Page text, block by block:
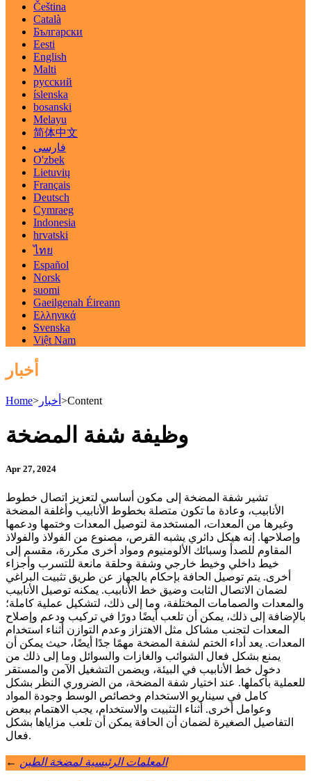
Čeština
Català
Български
Eesti
English
Malti
русский
íslenska
bosanski
Melayu
简体中文
فارسی
O'zbek
Lietuvių
Français
Deutsch
Cymraeg
Indonesia
hrvatski
ไทย
Español
Norsk
suomi
Gaeilgenah Éireann
Ελληνικά
Svenska
Việt Nam
أخبار
Home> أخبار >Content
وظيفة شفة المضخة
Apr 27, 2024
تشير شفة المضخة إلى مكون أساسي لتعزيز اتصال خطوط
الأنابيب، وعادة ما تكون متصلة بخطوط الأنابيب وأغلفة المضخة
وغيرها من المعدات، المستخدمة لتوصيل المعدات وختمها ودعمها
وإصلاحها. إنه هيكل دائري يشبه القرص، مصنوع من الفولاذ والفولاذ
المقاوم للصدأ وسبائك الألومنيوم ومواد أخرى مكررة، مقسم إلى
خيط داخلي وخيط خارجي وشفة وحلقة مانعة للتسرب وأجزاء
أخرى. يتم توصيل الحافة بإحكام بالجهاز عن طريق تثبيت البراغي
لضمان الاتصال الثابت وضيق خط الأنابيب. يمكنه توصيل الأنابيب
والمعدات والصمامات المختلفة، وما إلى ذلك، لتشكيل عملية كاملة؛
بالإضافة إلى ذلك، يمكن أن تلعب أيضًا دورًا في تركيب ودعم وإصلاح
المعدات لتجنب مشاكل مثل الاهتزاز وعدم التوازن أثناء استخدام
المعدات. يعد أداء الختم لشفة المضخة مهمًا جدًا أيضًا، حيث يمكن أن
يمنع بشكل فعال الشوائب والغازات والسوائل وما إلى ذلك من
دخول خط الأنابيب في البيئة، ويضمن التشغيل الآمن والمستقر
للعملية بأكملها. عند اختيار شفة المضخة، من الضروري النظر بشكل
كامل في سيناريو الاستخدام وخصائص الوسط وجودة المواد
وعوامل أخرى. أثناء التثبيت والاستخدام، يجب الاهتمام ببعض
التفاصيل الصغيرة لضمان أن الحافة يمكن أن تلعب مزاياها بشكل
فعال.
← المعلمات الرئيسية لمضخة الطين